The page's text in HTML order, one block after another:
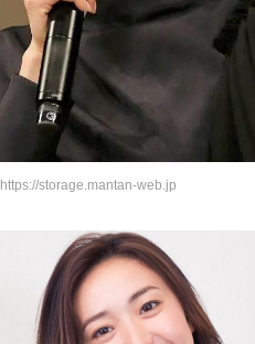
https://storage.mantan-web.jp